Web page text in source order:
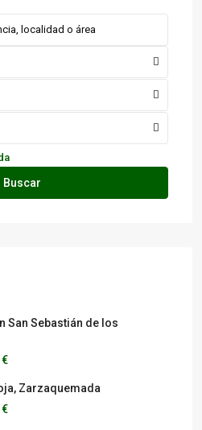
Buscar
San Sebastián de los
Zarzaquemada